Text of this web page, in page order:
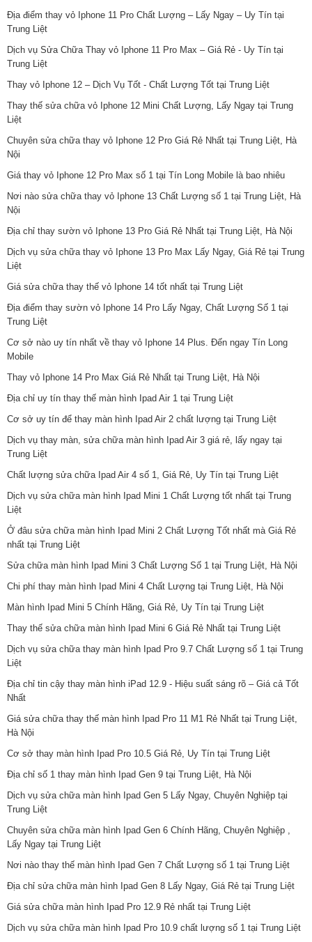
Địa điểm thay vỏ Iphone 11 Pro Chất Lượng – Lấy Ngay – Uy Tín tại
Trung Liệt
Dịch vụ Sửa Chữa Thay vỏ Iphone 11 Pro Max – Giá Rẻ - Uy Tín tại
Trung Liệt
Thay vỏ Iphone 12 – Dịch Vụ Tốt - Chất Lượng Tốt tại Trung Liệt
Thay thế sửa chữa vỏ Iphone 12 Mini Chất Lượng, Lấy Ngay tại Trung
Liệt
Chuyên sửa chữa thay vỏ Iphone 12 Pro Giá Rẻ Nhất tại Trung Liệt, Hà
Nội
Giá thay vỏ Iphone 12 Pro Max số 1 tại Tín Long Mobile là bao nhiêu
Nơi nào sửa chữa thay vỏ Iphone 13 Chất Lượng số 1 tại Trung Liệt, Hà
Nội
Địa chỉ thay sườn vỏ Iphone 13 Pro Giá Rẻ Nhất tại Trung Liệt, Hà Nội
Dịch vụ sửa chữa thay vỏ Iphone 13 Pro Max Lấy Ngay, Giá Rẻ tại Trung
Liệt
Giá sửa chữa thay thế vỏ Iphone 14 tốt nhất tại Trung Liệt
Địa điểm thay sườn vỏ Iphone 14 Pro Lấy Ngay, Chất Lượng Số 1 tại
Trung Liệt
Cơ sở nào uy tín nhất về thay vỏ Iphone 14 Plus. Đến ngay Tín Long
Mobile
Thay vỏ Iphone 14 Pro Max Giá Rẻ Nhất tại Trung Liệt, Hà Nội
Địa chỉ uy tín thay thế màn hình Ipad Air 1 tại Trung Liệt
Cơ sở uy tín để thay màn hình Ipad Air 2 chất lượng tại Trung Liệt
Dịch vụ thay màn, sửa chữa màn hình Ipad Air 3 giá rẻ, lấy ngay tại
Trung Liệt
Chất lượng sửa chữa Ipad Air 4 số 1, Giá Rẻ, Uy Tín tại Trung Liệt
Dịch vụ sửa chữa màn hình Ipad Mini 1 Chất Lượng tốt nhất tại Trung
Liệt
Ở đâu sửa chữa màn hình Ipad Mini 2 Chất Lượng Tốt nhất mà Giá Rẻ
nhất tại Trung Liệt
Sửa chữa màn hình Ipad Mini 3 Chất Lượng Số 1 tại Trung Liệt, Hà Nội
Chi phí thay màn hình Ipad Mini 4 Chất Lượng tại Trung Liệt, Hà Nội
Màn hình Ipad Mini 5 Chính Hãng, Giá Rẻ, Uy Tín tại Trung Liệt
Thay thế sửa chữa màn hình Ipad Mini 6 Giá Rẻ Nhất tại Trung Liệt
Dịch vụ sửa chữa thay màn hình Ipad Pro 9.7 Chất Lượng số 1 tại Trung
Liệt
Địa chỉ tin cậy thay màn hình iPad 12.9 - Hiệu suất sáng rõ – Giá cả Tốt
Nhất
Giá sửa chữa thay thế màn hình Ipad Pro 11 M1 Rẻ Nhất tại Trung Liệt,
Hà Nội
Cơ sở thay màn hình Ipad Pro 10.5 Giá Rẻ, Uy Tín tại Trung Liệt
Địa chỉ số 1 thay màn hình Ipad Gen 9 tại Trung Liệt, Hà Nội
Dịch vụ sửa chữa màn hình Ipad Gen 5 Lấy Ngay, Chuyên Nghiệp tại
Trung Liệt
Chuyên sửa chữa màn hình Ipad Gen 6 Chính Hãng, Chuyên Nghiệp ,
Lấy Ngay tại Trung Liệt
Nơi nào thay thế màn hình Ipad Gen 7 Chất Lượng số 1 tại Trung Liệt
Địa chỉ sửa chữa màn hình Ipad Gen 8 Lấy Ngay, Giá Rẻ tại Trung Liệt
Giá sửa chữa màn hình Ipad Pro 12.9 Rẻ nhất tại Trung Liệt
Dịch vụ sửa chữa màn hình Ipad Pro 10.9 chất lượng số 1 tại Trung Liệt